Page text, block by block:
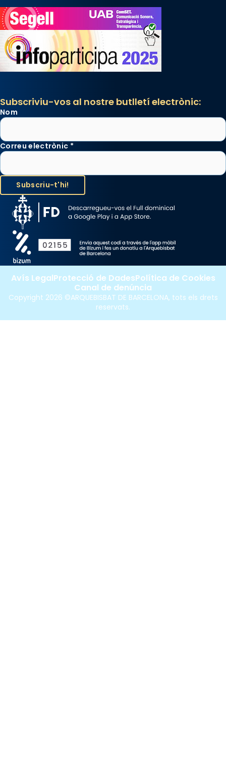
Subscriviu-vos al nostre butlletí electrònic:
Nom
Correu electrònic *
Copyright 2026 ©ARQUEBISBAT DE BARCELONA, tots els drets
reservats.
Avís LegalProtecció de DadesPolítica de Cookies
Canal de denúncia